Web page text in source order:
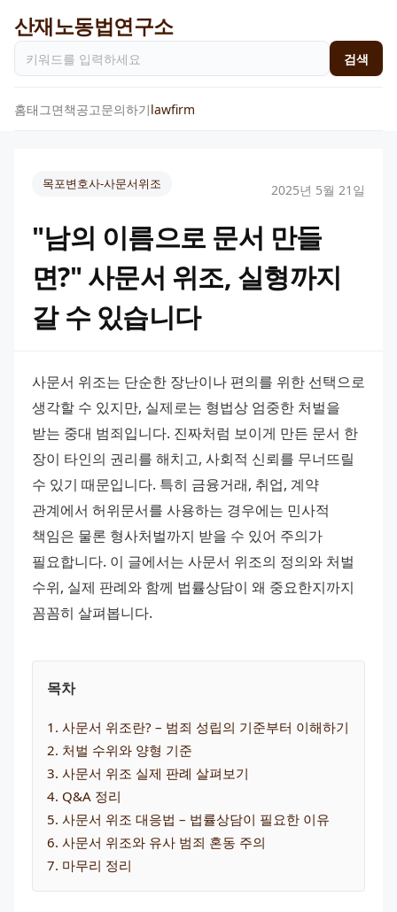
산재노동법연구소
검색
홈태그면책공고문의하기lawfirm
목포변호사-사문서위조 2025년 5월 21일
"남의 이름으로 문서 만들
면?" 사문서 위조, 실형까지
갈 수 있습니다
사문서 위조는 단순한 장난이나 편의를 위한 선택으로
생각할 수 있지만, 실제로는 형법상 엄중한 처벌을
받는 중대 범죄입니다. 진짜처럼 보이게 만든 문서 한
장이 타인의 권리를 해치고, 사회적 신뢰를 무너뜨릴
수 있기 때문입니다. 특히 금융거래, 취업, 계약
관계에서 허위문서를 사용하는 경우에는 민사적
책임은 물론 형사처벌까지 받을 수 있어 주의가
필요합니다. 이 글에서는 사문서 위조의 정의와 처벌
수위, 실제 판례와 함께 법률상담이 왜 중요한지까지
꼼꼼히 살펴봅니다.
목차
1 . 사문서 위조란? – 범죄 성립의 기준부터 이해하기
2. 처벌 수위와 양형 기준
3. 사문서 위조 실제 판례 살펴보기
4. Q&A 정리
5. 사문서 위조 대응법 – 법률상담이 필요한 이유
6. 사문서 위조와 유사 범죄 혼동 주의
7. 마무리 정리